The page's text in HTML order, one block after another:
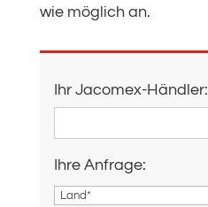
wie möglich an.
Ihr Jacomex-Händler:
Ihre Anfrage: